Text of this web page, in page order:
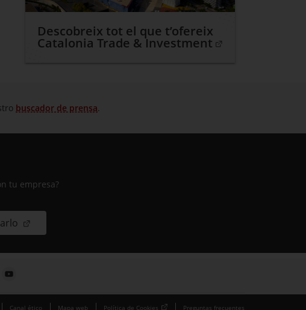
Descobreix tot el que t’ofereix
Catalonia Trade & Investment
buscador de prensa.
tu empresa?
Canal ético Mapa web Política de Cookies Preguntas frecuentes